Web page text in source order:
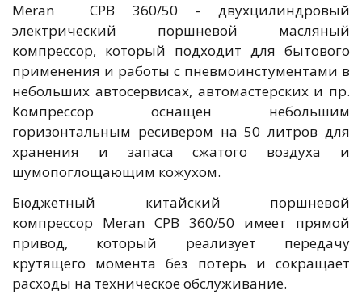
Meran CPB 360/50 - двухцилиндровый
электрический поршневой масляный
компрессор, который подходит для бытового
применения и работы с пневмоинстументами в
небольших автосервисах, автомастерских и пр.
Компрессор оснащен небольшим
горизонтальным ресивером на 50 литров для
хранения и запаса сжатого воздуха и
шумопоглощающим кожухом.
Бюджетный китайский поршневой
компрессор Meran CPB 360/50 имеет прямой
привод, который реализует передачу
крутящего момента без потерь и сокращает
расходы на техническое обслуживание.